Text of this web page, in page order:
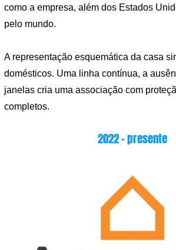
como a empresa, além dos Estados
pelo mundo.
A representação esquemática da casa
domésticos. Uma linha contínua, a
janelas cria uma associação com
completos.
2022 – presente